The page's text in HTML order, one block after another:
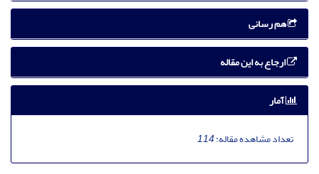
هم رسانی
ارجاع به این مقاله
آمار
تعداد مشاهده مقاله:114